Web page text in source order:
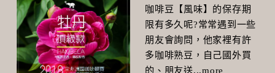
咖啡豆【風味】的保存期
限有多久呢?常常遇到一些
朋友會詢問，他家裡有許
多咖啡熟豆，自己國外買
的、朋友送...more